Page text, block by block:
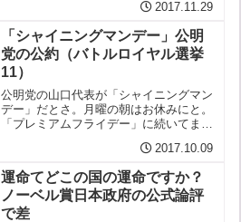
た」の語りで始まるかたりとたかりの物
語。♪カタリカタリ、Catarì, Catarì,
Pecc...
2017.11.29
「シャイニングマンデー」公明
党の公約（バトルロイヤル選挙
11）
公明党の山口代表が「シャイニングマン
デー」だとさ。月曜の朝はお休みにと。
「プレミアムフライデー」に続いてまた
にこれがほんとの半休デパート↓ ↓ ↓ ↓ ↓
2017.10.09
運命てどこの国の運命ですか？
ノーベル賞日本政府の公式論評
で差